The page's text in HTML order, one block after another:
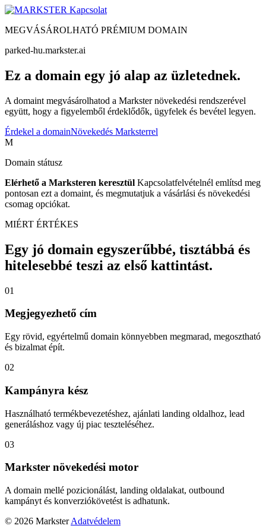
Kapcsolat
MEGVÁSÁROLHATÓ PRÉMIUM DOMAIN
parked-hu.markster.ai
Ez a domain egy jó alap az üzletednek.
A domaint megvásárolhatod a Markster növekedési rendszerével
együtt, hogy a figyelemből érdeklődők, ügyfelek és bevétel legyen.
Érdekel a domainNövekedés Marksterrel
M
Domain státusz
Elérhető a Marksteren keresztül Kapcsolatfelvételnél említsd meg
pontosan ezt a domaint, és megmutatjuk a vásárlási és növekedési
csomag opciókat.
MIÉRT ÉRTÉKES
Egy jó domain egyszerűbbé, tisztábbá és
hitelesebbé teszi az első kattintást.
01
Megjegyezhető cím
Egy rövid, egyértelmű domain könnyebben megmarad, megosztható
és bizalmat épít.
02
Kampányra kész
Használható termékbevezetéshez, ajánlati landing oldalhoz, lead
generáláshoz vagy új piac teszteléséhez.
03
Markster növekedési motor
A domain mellé pozicionálást, landing oldalakat, outbound
kampányt és konverziókövetést is adhatunk.
© 2026 Markster Adatvédelem